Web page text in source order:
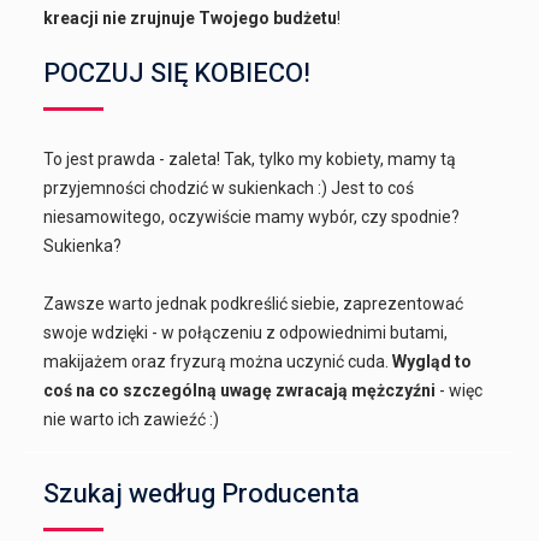
kreacji nie zrujnuje Twojego budżetu!
POCZUJ SIĘ KOBIECO!
To jest prawda - zaleta! Tak, tylko my kobiety, mamy tą
przyjemności chodzić w sukienkach :) Jest to coś
niesamowitego, oczywiście mamy wybór, czy spodnie?
Sukienka?
Zawsze warto jednak podkreślić siebie, zaprezentować
swoje wdzięki - w połączeniu z odpowiednimi butami,
makijażem oraz fryzurą można uczynić cuda.Wygląd to
coś na co szczególną uwagę zwracają mężczyźni - więc
nie warto ich zawieźć :)
Szukaj według Producenta